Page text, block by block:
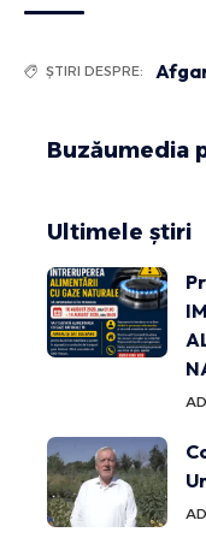
ȘTIRI DESPRE:
Buzăumedia
Ultimele știri